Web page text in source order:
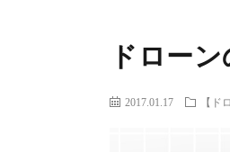
ドロー
2017.01.17 【ド